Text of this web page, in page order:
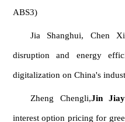
ABS3)
Jia Shanghui, Chen
disruption and energy
digitalization on China's
Zheng Chengli,Jin
interest option pricing for